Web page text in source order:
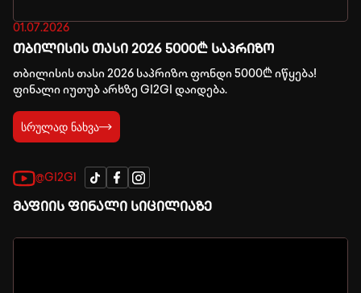
01.07.2026
თბილისის თასი 2026 5000₾ საპრიზო
თბილისის თასი 2026 საპრიზო ფონდი 5000₾ იწყება!
ფინალი იუთუბ არხზე GI2GI დაიდება.
სრულად ნახვა
@GI2GI
მაფიის ფინალი სიცილიაზე